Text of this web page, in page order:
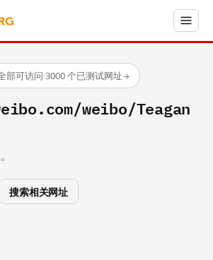
部可访问·3000 个已测试网址→
weibo/Teagan
搜索相关网址